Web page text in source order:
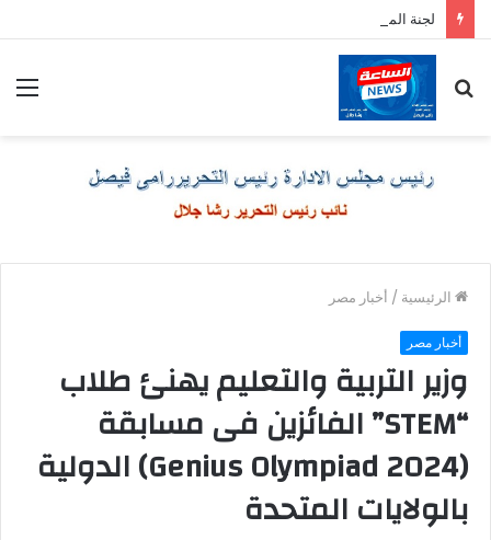
عن
الرئيسية / أخبار مصر
أخبار مصر
وزير التربية والتعليم يهنئ طلاب
“STEM” الفائزين فى مسابقة
(2024 Genius Olympiad) الدولية
بالولايات المتحدة